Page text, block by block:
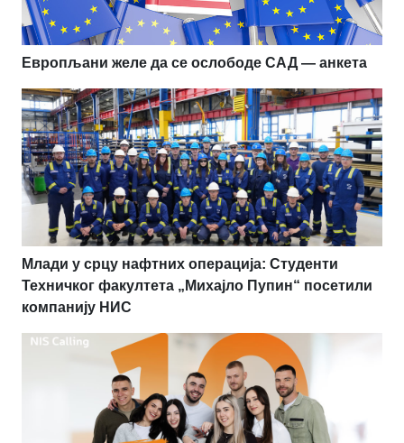
Европљани желе да се ослободе САД — анкета
Млади у срцу нафтних операција: Студенти
Техничког факултета „Михајло Пупин“ посетили
компанију НИС